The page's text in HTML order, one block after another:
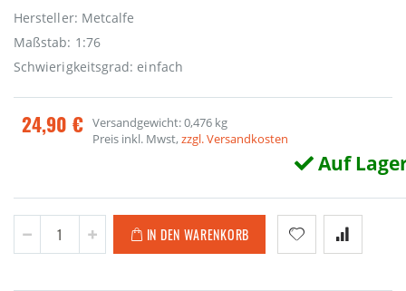
Hersteller: Metcalfe
Maßstab: 1:76
Schwierigkeitsgrad: einfach
24,90 € Versandgewicht: 0,476 kg
Preis inkl. Mwst,zzgl. Versandkosten
Auf
IN DEN WARENKORB